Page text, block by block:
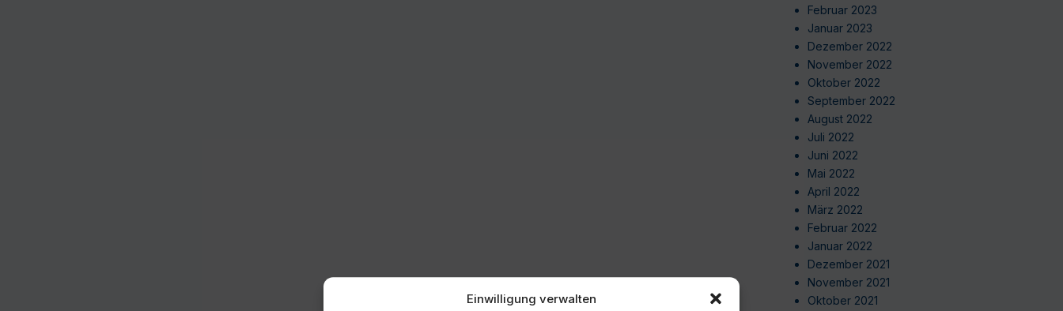
Einwilligung verwalten
Februar 2023
Januar 2023
Dezember 2022
November 2022
Oktober 2022
September 2022
August 2022
Juli 2022
Juni 2022
Mai 2022
April 2022
März 2022
Februar 2022
Januar 2022
Dezember 2021
November 2021
Oktober 2021